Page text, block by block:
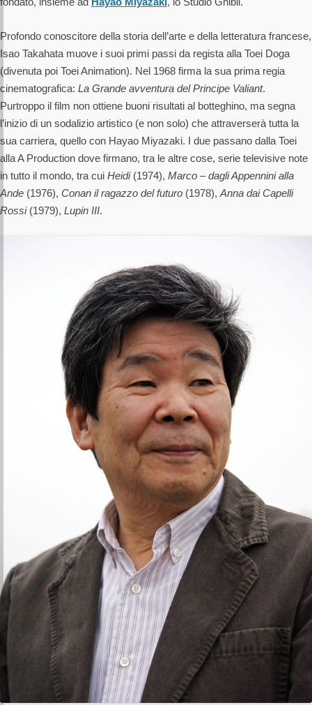
Profondo conoscitore della storia dell’arte e della letteratura francese,
Isao Takahata muove i suoi primi passi da regista alla Toei Doga
(divenuta poi Toei Animation). Nel 1968 firma la sua prima regia
cinematografica: La Grande avventura del Principe Valiant.
Purtroppo il film non ottiene buoni risultati al botteghino, ma segna
l’inizio di un sodalizio artistico (e non solo) che attraverserà tutta la
sua carriera, quello con Hayao Miyazaki. I due passano dalla Toei
alla A Production dove firmano, tra le altre cose, serie televisive note
in tutto il mondo, tra cui Heidi(1974), Marco – dagli Appennini alla
Ande (1976), Conan il ragazzo del futuro (1978), Anna dai Capelli
Rossi(1979), Lupin III.